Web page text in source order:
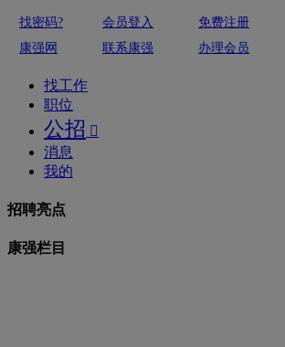
找密码? 会员登入 免费注册
康强网
联系康强 办理会员
找工作
职位
公招 
消息
我的
招聘亮点
康强栏目